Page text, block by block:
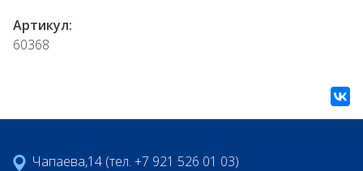
Артикул:
60368
Чапаева,14 (тел. +7 921 526 01 03)